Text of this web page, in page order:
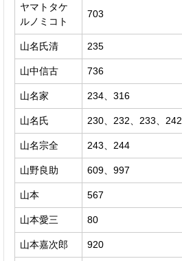
ヤマトタケ
ルノミコト
703
山名氏清 235
山中信古 736
山名家 234、316
山名氏 230、232、233、242
山名宗全 243、244
山野良助 609、997
山本 567
山本愛三 80
山本嘉次郎 920